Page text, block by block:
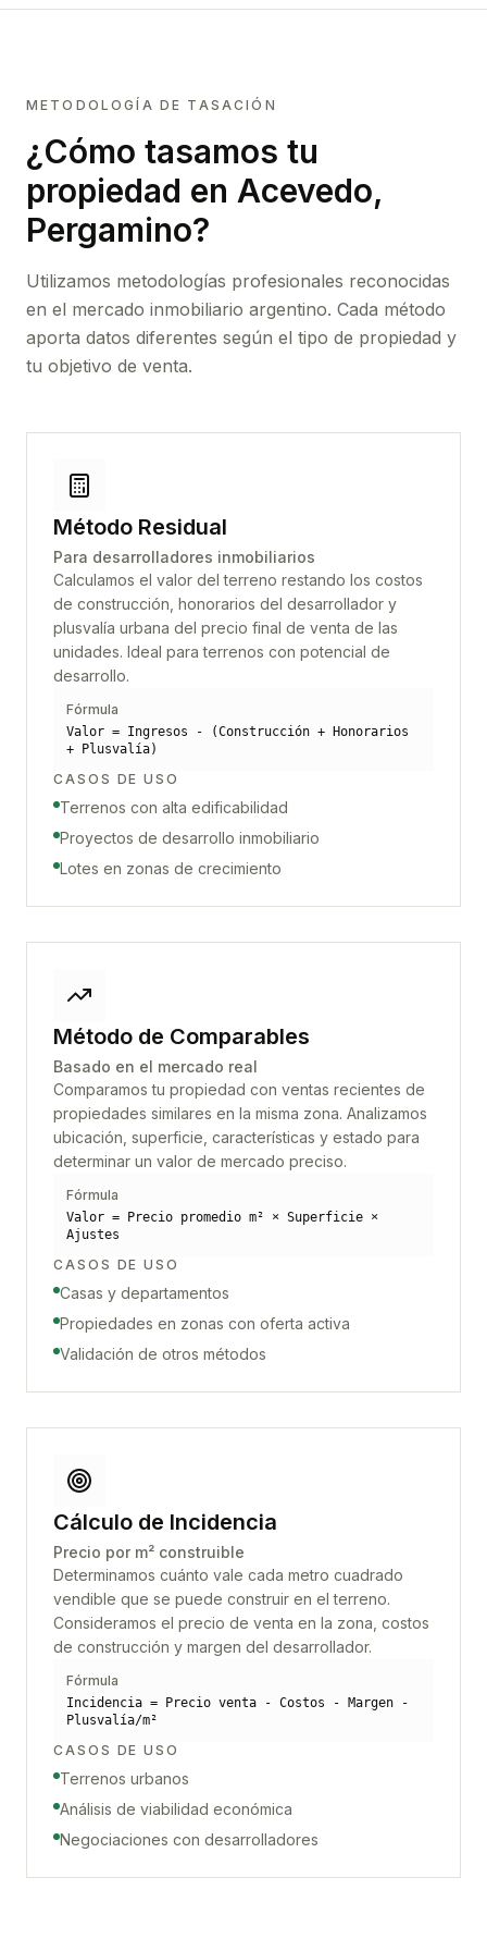
METODOLOGÍA DE TASACIÓN
¿Cómo tasamos tu
propiedad en Acevedo,
Pergamino?
Utilizamos metodologías profesionales reconocidas
en el mercado inmobiliario argentino. Cada método
aporta datos diferentes según el tipo de propiedad y
tu objetivo de venta.
Método Residual
Para desarrolladores inmobiliarios
Calculamos el valor del terreno restando los costos
de construcción, honorarios del desarrollador y
plusvalía urbana del precio final de venta de las
unidades. Ideal para terrenos con potencial de
desarrollo.
Fórmula
Valor = Ingresos - (Construcción + Honorarios
+ Plusvalía)
CASOS DE USO
Terrenos con alta edificabilidad
Proyectos de desarrollo inmobiliario
Lotes en zonas de crecimiento
Método de Comparables
Basado en el mercado real
Comparamos tu propiedad con ventas recientes de
propiedades similares en la misma zona. Analizamos
ubicación, superficie, características y estado para
determinar un valor de mercado preciso.
Fórmula
Valor = Precio promedio m² × Superficie ×
Ajustes
CASOS DE USO
Casas y departamentos
Propiedades en zonas con oferta activa
Validación de otros métodos
Cálculo de Incidencia
Precio por m² construible
Determinamos cuánto vale cada metro cuadrado
vendible que se puede construir en el terreno.
Consideramos el precio de venta en la zona, costos
de construcción y margen del desarrollador.
Fórmula
Incidencia = Precio venta - Costos - Margen -
Plusvalía/m²
CASOS DE USO
Terrenos urbanos
Análisis de viabilidad económica
Negociaciones con desarrolladores